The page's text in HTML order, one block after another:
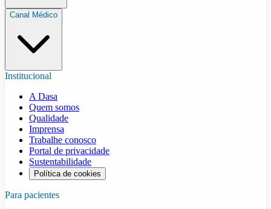
Canal Médico
Institucional
A Dasa
Quem somos
Qualidade
Imprensa
Trabalhe conosco
Portal de privacidade
Sustentabilidade
Política de cookies
Para pacientes